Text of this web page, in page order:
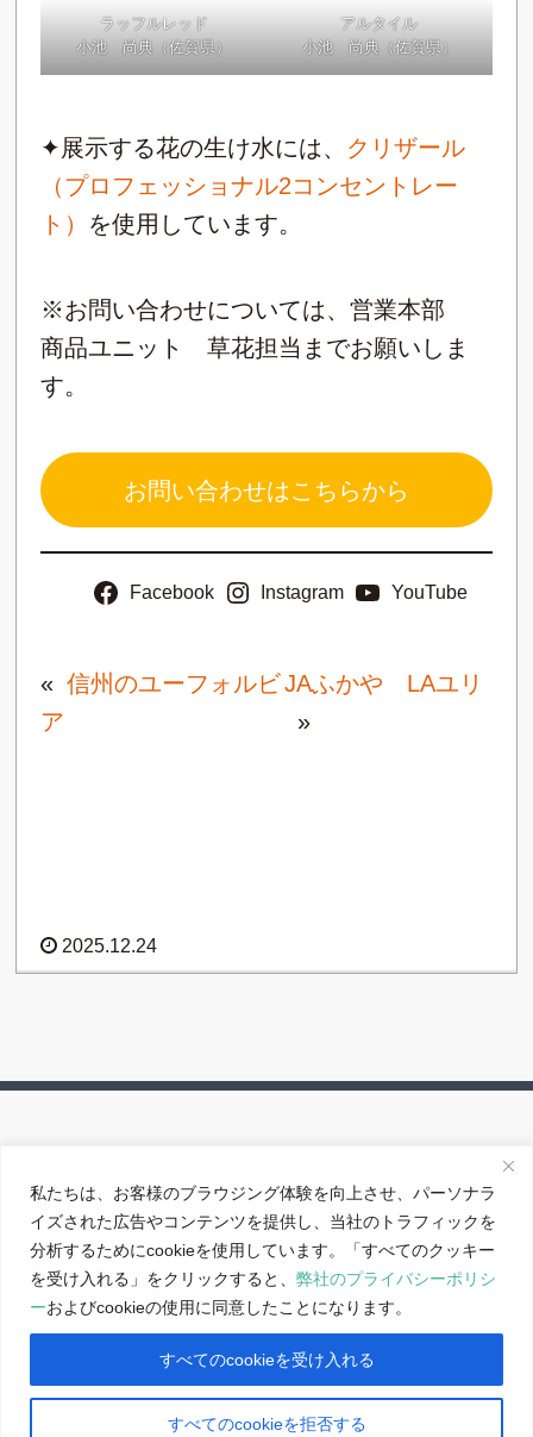
私たちは、お客様のブラウジング体験を向上させ、パーソナラ
イズされた広告やコンテンツを提供し、当社のトラフィックを
分析するためにcookieを使用しています。「すべてのクッキー
を受け入れる」をクリックすると、 弊社のプライバシーポリシ
ーおよびcookieの使用に同意したことになります。
すべてのcookieを拒否する
すべてのcookieを受け入れる
ラッフルレッド
小池 尚典（佐賀県）
アルタイル
小池 尚典（佐賀県）
✦展示する花の生け水には、 クリザール
（プロフェッショナル2コンセントレー
ト） を使用しています。
※お問い合わせについては、営業本部
商品ユニット 草花担当までお願いしま
す。
お問い合わせはこちらから
Facebook Instagram YouTube
« 信州のユーフォルビ
ア
JAふかや LAユリ
»
2025.12.24
アクセス
サイトポリシー
反社会的勢力に対する基本方針
Copyright 2026 OTA Floriculture Auction Co., Ltd. All rights reserved.